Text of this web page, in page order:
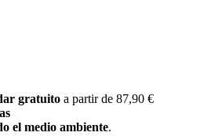
gratuito a partir de 87,90 €
el medio ambiente.